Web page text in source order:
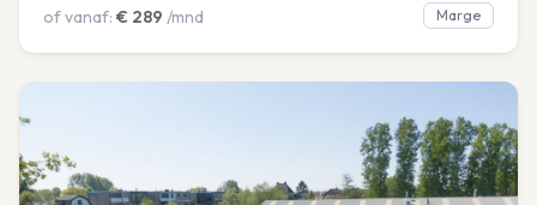
of vanaf: € 289 /mnd Marge